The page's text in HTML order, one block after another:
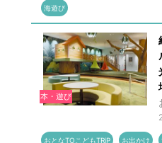
海遊び
本・遊び
おとなTOこどもTRiP お出かけ